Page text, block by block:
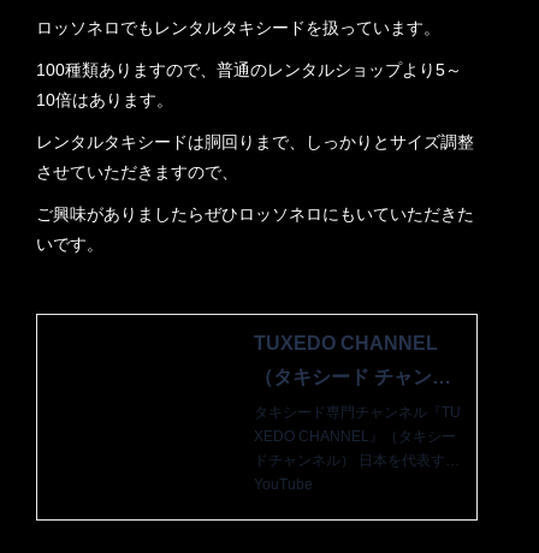
ロッソネロでもレンタルタキシードを扱っています。
100種類ありますので、普通のレンタルショップより5～
10倍はあります。
レンタルタキシードは胴回りまで、しっかりとサイズ調整
させていただきますので、
ご興味がありましたらぜひロッソネロにもいていただきた
いです。
TUXEDO CHANNEL
（タキシード チャンネ
ル）by ROSSO NERO
タキシード専門チャンネル『TU
XEDO CHANNEL』（タキシー
ドチャンネル） 日本を代表する
タキシードデザイナー MUNETA
YouTube